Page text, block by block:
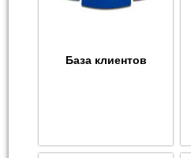
База клиентов